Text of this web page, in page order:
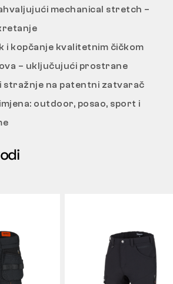
mechanical stretch –
i kopčanje kvalitetnim čičkom
– uključujući prostrane
stražnje na patentni zatvarač
outdoor, posao, sport i